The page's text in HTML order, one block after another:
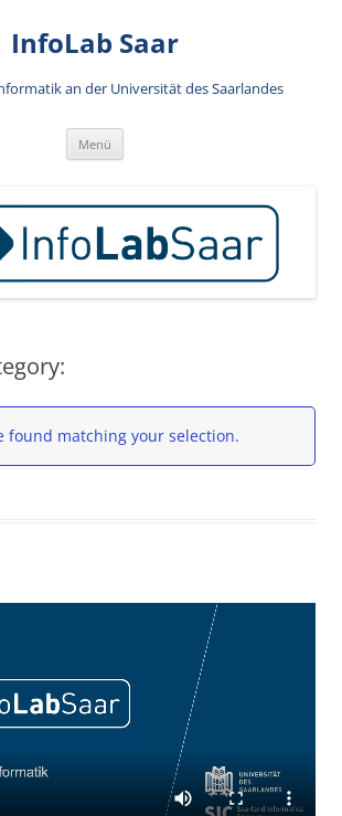
InfoLab Saar
an der Universität des Saarlandes
Menü
found matching your selection.